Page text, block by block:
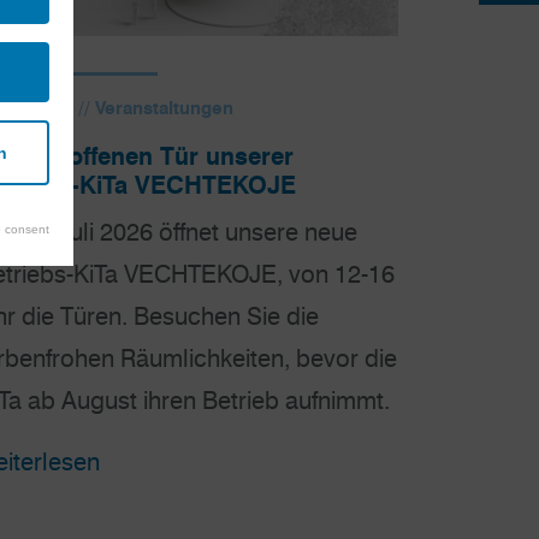
// Veranstaltungen
der offenen Tür unserer
KiTa VECHTEKOJE
11. Juli 2026 öffnet unsere neue
KiTa VECHTEKOJE, von 12-16
die Türen. Besuchen Sie die
Räumlichkeiten, bevor die
ab August ihren Betrieb aufnimmt.
consent